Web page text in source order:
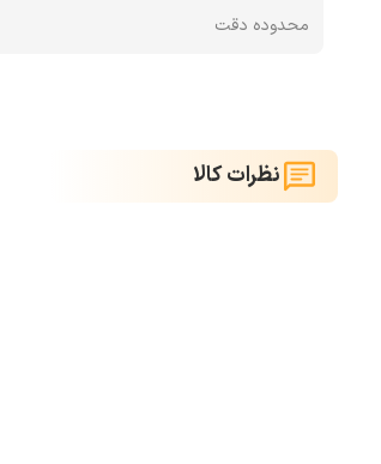
محدوده دقت
نظرات کالا